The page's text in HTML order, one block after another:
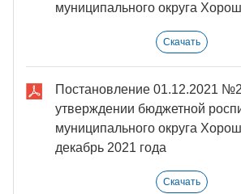
муниципального округа
Скачать
Постановление 01.12.2021
утверждении бюджетной
муниципального округа
декабрь 2021 года
Скачать